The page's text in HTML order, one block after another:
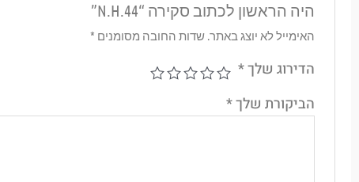
היה הראשון לכתוב סקירה “N.H.44”
האימייל לא יוצג באתר. שדות החובה מסומנים *
הדירוג שלך*
הביקורת שלך*